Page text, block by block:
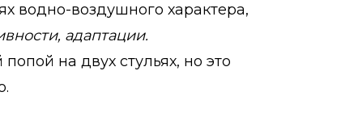
водно-воздушного характера,
адаптации.
на двух стульях, но это